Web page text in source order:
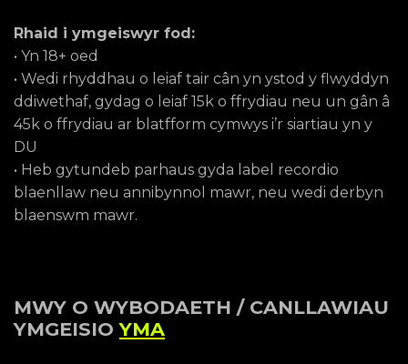
Rhaid i ymgeiswyr fod:
• Yn 18+ oed
• Wedi rhyddhau o leiaf tair cân yn ystod y flwyddyn
ddiwethaf, gydag o leiaf 15k o ffrydiau neu un gân â
45k o ffrydiau ar blatfform cymwys i’r siartiau yn y
DU
• Heb gytundeb parhaus gyda label recordio
blaenllaw neu annibynnol mawr, neu wedi derbyn
blaenswm mawr.
MWY O WYBODAETH / CANLLAWIAU
YMGEISIOYMA